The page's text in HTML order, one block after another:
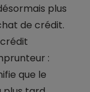
plus
de crédit.
:
que le